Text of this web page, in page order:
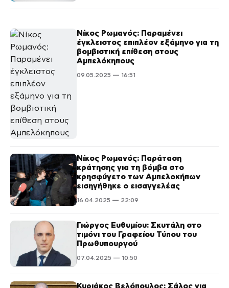
Νίκος Ρωμανός: Παραμένει
έγκλειστος επιπλέον εξάμηνο για τη
βομβιστική επίθεση στους
Αμπελόκηπους
09.05.2025 — 16:51
Νίκος Ρωμανός: Παράταση
κράτησης για τη βόμβα στο
κρησφύγετο των Αμπελοκήπων
εισηγήθηκε ο εισαγγελέας
16.04.2025 — 22:09
Γιώργος Ευθυμίου: Σκυτάλη στο
τιμόνι του Γραφείου Τύπου του
Πρωθυπουργού
07.04.2025 — 10:50
Κυριάκος Βελόπουλος: Σάλος για